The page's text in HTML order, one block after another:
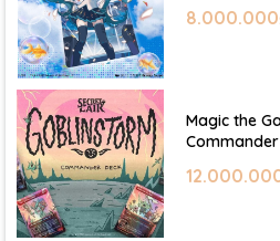
Magic the